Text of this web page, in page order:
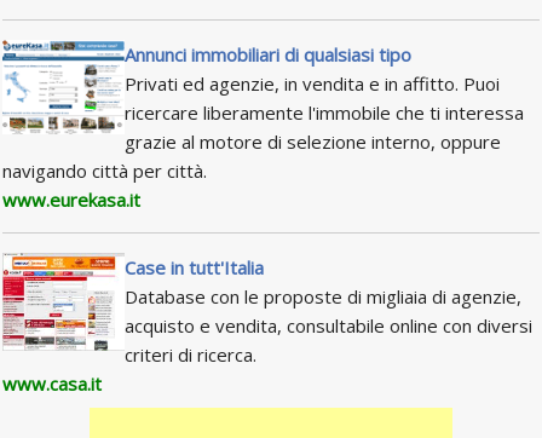
Annunci immobiliari di qualsiasi tipo
Privati ed agenzie, in vendita e in affitto. Puoi
ricercare liberamente l'immobile che ti interessa
grazie al motore di selezione interno, oppure
navigando città per città.
www.eurekasa.it
Case in tutt'Italia
Database con le proposte di migliaia di agenzie,
acquisto e vendita, consultabile online con diversi
criteri di ricerca.
www.casa.it